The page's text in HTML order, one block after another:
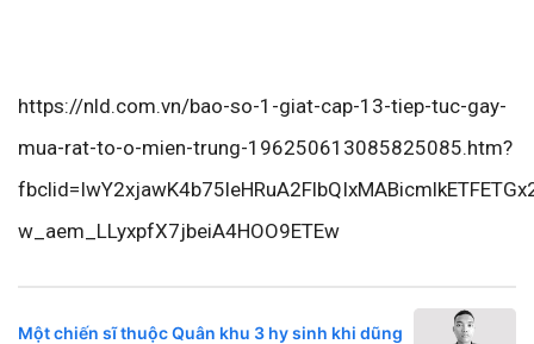
https://nld.com.vn/bao-so-1-giat-cap-13-tiep-tuc-gay-
mua-rat-to-o-mien-trung-196250613085825085.htm?
w_aem_LLyxpfX7jbeiA4HOO9ETEw
Một chiến sĩ thuộc Quân khu 3 hy sinh khi dũng